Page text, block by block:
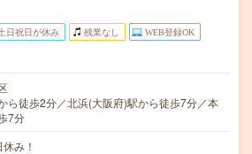
日祝日が休み 残業なし WEB登録OK
ら徒歩2分／北浜(大阪府)駅から徒歩7分／本
7分
み！